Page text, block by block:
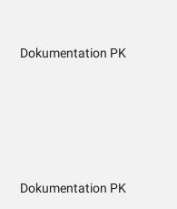
Dokumentation PK
Dokumentation PK